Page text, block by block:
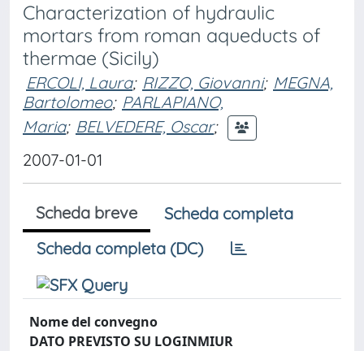
Characterization of hydraulic
mortars from roman aqueducts of
thermae (Sicily)
ERCOLI, Laura; RIZZO, Giovanni; MEGNA,
Bartolomeo; PARLAPIANO,
Maria; BELVEDERE, Oscar;
2007-01-01
Scheda breve
Scheda completa
Scheda completa (DC)
Nome del convegno
DATO PREVISTO SU LOGINMIUR